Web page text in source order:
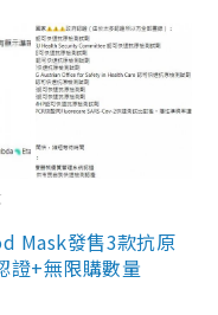
Mask發售3款抗原
證+無限購數量